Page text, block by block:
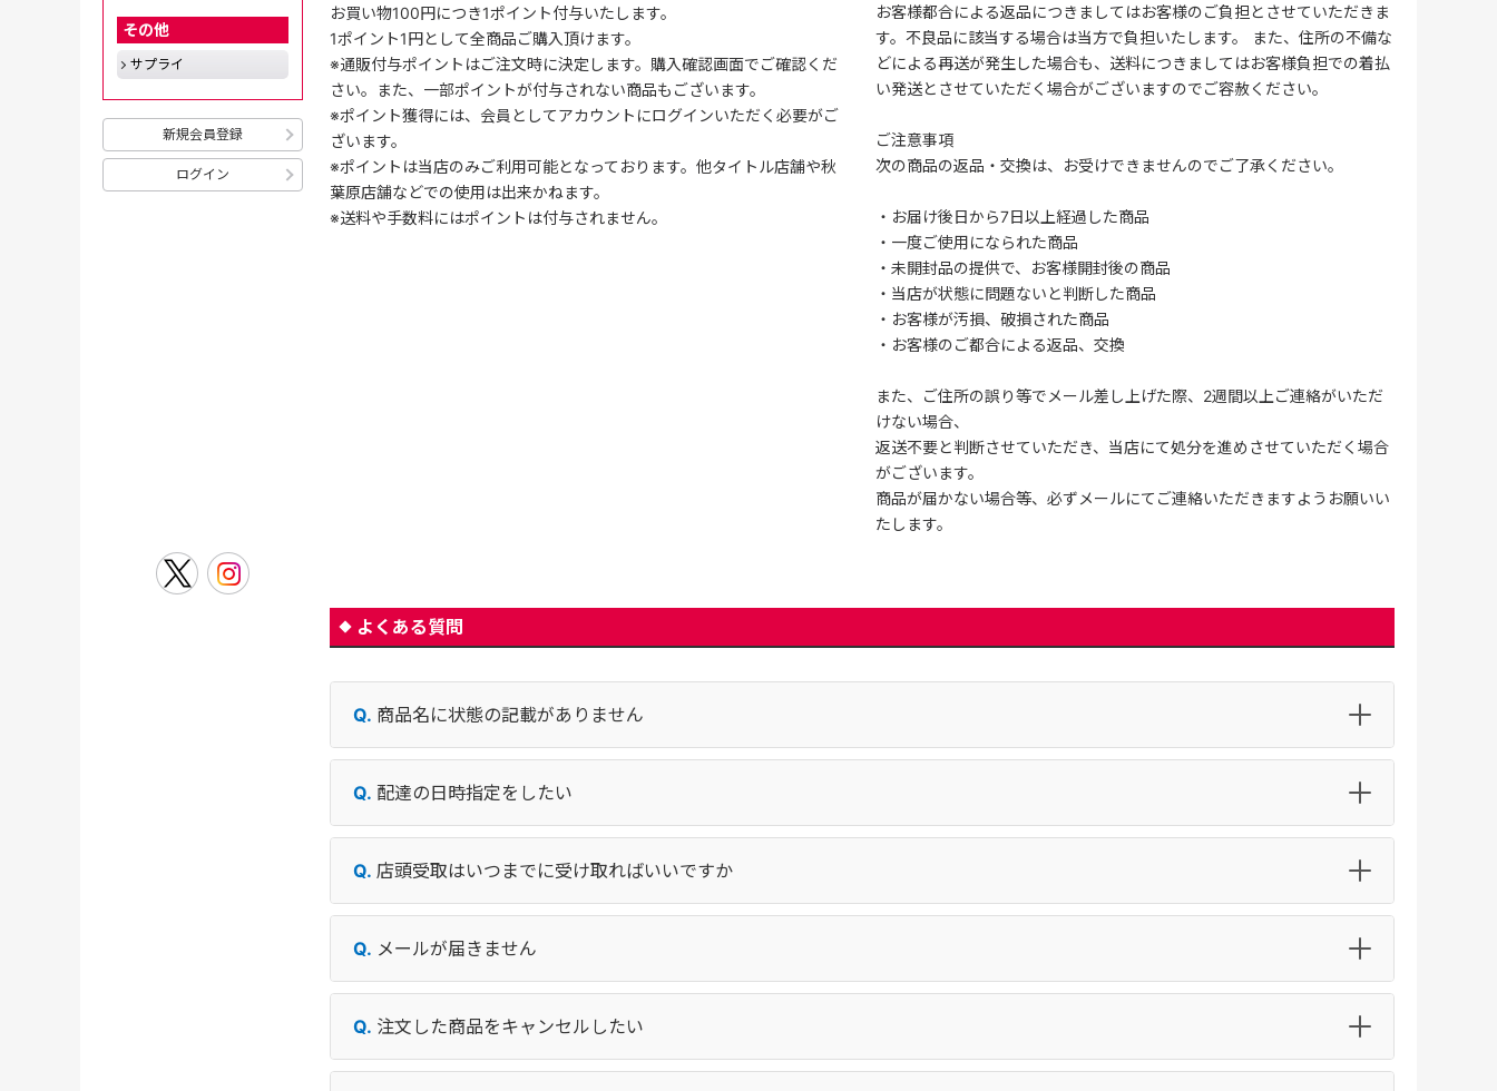
お買い物100円につき1ポイント付与いたします。
1ポイント1円として全商品ご購入頂けます。
※通販付与ポイントはご注文時に決定します。購入確認画面でご確認くだ
さい。また、一部ポイントが付与されない商品もございます。
※ポイント獲得には、会員としてアカウントにログインいただく必要がご
ざいます。
※ポイントは当店のみご利用可能となっております。他タイトル店舗や秋
葉原店舗などでの使用は出来かねます。
※送料や手数料にはポイントは付与されません。
お客様都合による返品につきましてはお客様のご負担とさせていただきま
す。不良品に該当する場合は当方で負担いたします。 また、住所の不備な
どによる再送が発生した場合も、送料につきましてはお客様負担での着払
い発送とさせていただく場合がございますのでご容赦ください。
ご注意事項
次の商品の返品・交換は、お受けできませんのでご了承ください。
・お届け後日から7日以上経過した商品
・一度ご使用になられた商品
・未開封品の提供で、お客様開封後の商品
・当店が状態に問題ないと判断した商品
・お客様が汚損、破損された商品
・お客様のご都合による返品、交換
また、ご住所の誤り等でメール差し上げた際、2週間以上ご連絡がいただ
けない場合、
返送不要と判断させていただき、当店にて処分を進めさせていただく場合
がございます。
商品が届かない場合等、必ずメールにてご連絡いただきますようお願いい
たします。
よくある質問
商品名に状態の記載がありません
配達の日時指定をしたい
店頭受取はいつまでに受け取ればいいですか
メールが届きません
注文した商品をキャンセルしたい
その他
サプライ
新規会員登録
ログイン